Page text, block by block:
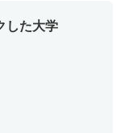
した大学